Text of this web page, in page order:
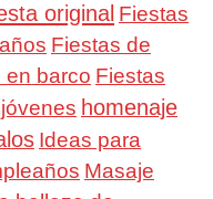
original Fiestas
Fiestas de
en barco Fiestas
homenaje
Ideas para
Masaje